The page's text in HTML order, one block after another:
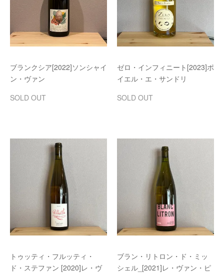
ブランクシア[2022]ソンシャイ
ン・ヴァン
SOLD OUT
ゼロ・インフィニート[2023]ポ
イエル・エ・サンドリ
SOLD OUT
トゥッティ・フルッティ・
ド・ステファン [2020]レ・ヴ
ブラン・リトロン・ド・ミッ
シェル_[2021]レ・ヴァン・ピ